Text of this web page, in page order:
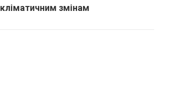
кліматичним змінам